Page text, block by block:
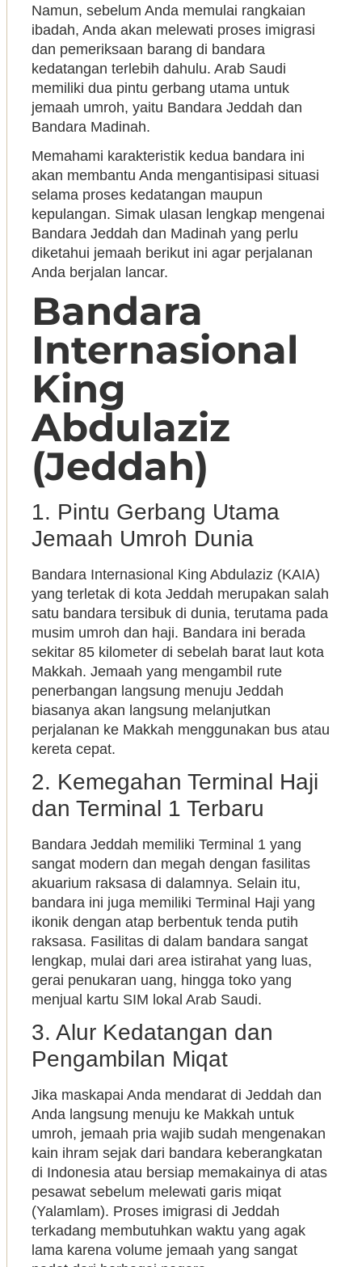
Namun, sebelum Anda memulai rangkaian
ibadah, Anda akan melewati proses imigrasi
dan pemeriksaan barang di bandara
kedatangan terlebih dahulu. Arab Saudi
memiliki dua pintu gerbang utama untuk
jemaah umroh, yaitu Bandara Jeddah dan
Bandara Madinah.
Memahami karakteristik kedua bandara ini
akan membantu Anda mengantisipasi situasi
selama proses kedatangan maupun
kepulangan. Simak ulasan lengkap mengenai
Bandara Jeddah dan Madinah yang perlu
diketahui jemaah berikut ini agar perjalanan
Anda berjalan lancar.
Bandara
Internasional
King
Abdulaziz
(Jeddah)
1. Pintu Gerbang Utama
Jemaah Umroh Dunia
Bandara Internasional King Abdulaziz (KAIA)
yang terletak di kota Jeddah merupakan salah
satu bandara tersibuk di dunia, terutama pada
musim umroh dan haji. Bandara ini berada
sekitar 85 kilometer di sebelah barat laut kota
Makkah. Jemaah yang mengambil rute
penerbangan langsung menuju Jeddah
biasanya akan langsung melanjutkan
perjalanan ke Makkah menggunakan bus atau
kereta cepat.
2. Kemegahan Terminal Haji
dan Terminal 1 Terbaru
Bandara Jeddah memiliki Terminal 1 yang
sangat modern dan megah dengan fasilitas
akuarium raksasa di dalamnya. Selain itu,
bandara ini juga memiliki Terminal Haji yang
ikonik dengan atap berbentuk tenda putih
raksasa. Fasilitas di dalam bandara sangat
lengkap, mulai dari area istirahat yang luas,
gerai penukaran uang, hingga toko yang
menjual kartu SIM lokal Arab Saudi.
3. Alur Kedatangan dan
Pengambilan Miqat
Jika maskapai Anda mendarat di Jeddah dan
Anda langsung menuju ke Makkah untuk
umroh, jemaah pria wajib sudah mengenakan
kain ihram sejak dari bandara keberangkatan
di Indonesia atau bersiap memakainya di atas
pesawat sebelum melewati garis miqat
(Yalamlam). Proses imigrasi di Jeddah
terkadang membutuhkan waktu yang agak
lama karena volume jemaah yang sangat